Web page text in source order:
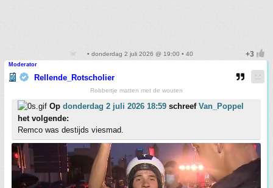
• donderdag 2 juli 2026 @ 19:00 • 40
Moderator
Rellende_Rotscholier
Robbertje matten met de wouten
Op donderdag 2 juli 2026 18:59 schreef Van_Poppel
het volgende:
Remco was destijds viesmad.